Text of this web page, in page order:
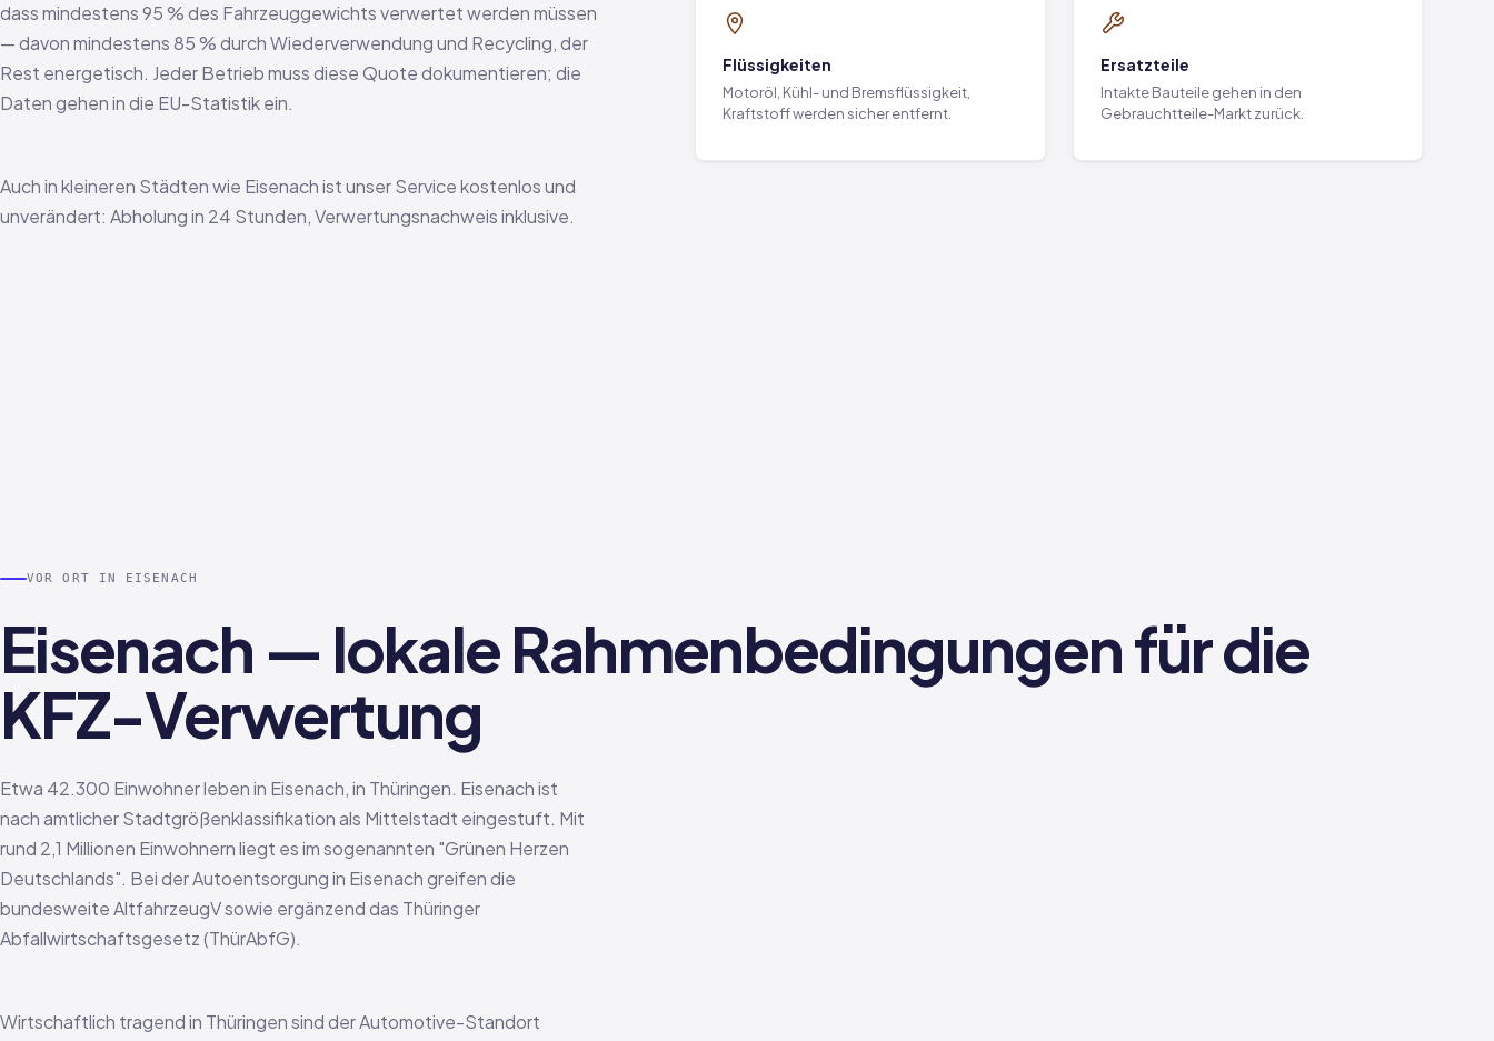
dass mindestens 95 % des Fahrzeuggewichts verwertet werden müssen
— davon mindestens 85 % durch Wiederverwendung und Recycling, der
Rest energetisch. Jeder Betrieb muss diese Quote dokumentieren; die
Daten gehen in die EU-Statistik ein.
Auch in kleineren Städten wie Eisenach ist unser Service kostenlos und
unverändert: Abholung in 24 Stunden, Verwertungsnachweis inklusive.
Flüssigkeiten
Motoröl, Kühl- und Bremsflüssigkeit,
Kraftstoff werden sicher entfernt.
Ersatzteile
Intakte Bauteile gehen in den
Gebrauchtteile-Markt zurück.
VOR ORT IN EISENACH
Eisenach — lokale Rahmenbedingungen für die
KFZ-Verwertung
Etwa 42.300 Einwohner leben in Eisenach, in Thüringen. Eisenach ist
nach amtlicher Stadtgrößenklassifikation als Mittelstadt eingestuft. Mit
rund 2,1 Millionen Einwohnern liegt es im sogenannten "Grünen Herzen
Deutschlands". Bei der Autoentsorgung in Eisenach greifen die
bundesweite AltfahrzeugV sowie ergänzend das Thüringer
Abfallwirtschaftsgesetz (ThürAbfG).
Wirtschaftlich tragend in Thüringen sind der Automotive-Standort